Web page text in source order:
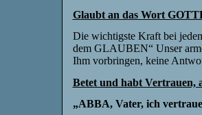
Glaubt an das Wort
Die wichtigste Kraft bei
dem GLAUBEN“ Unser
Ihm vorbringen, keine
Betet und habt Vertrauen,
„ABBA, Vater, ich